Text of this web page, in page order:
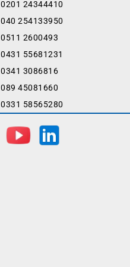
0201 24344410
040 254133950
0511 2600493
0431 55681231
0341 3086816
089 45081660
0331 58565280